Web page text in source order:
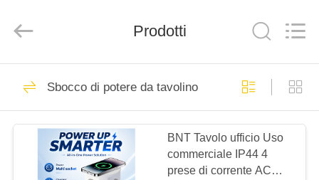
CASA
PRODOTTI
CIRCA
Industrial
Ascensore
motorizzato del
monitor
164
Prodotti
Sbocco di potere da tavolino
BNT Tavolo ufficio Uso
commerciale IP44 4
prese di corrente AC